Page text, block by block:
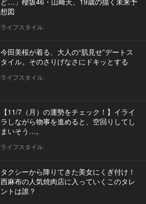
想図
ライフスタイル
今田美桜が着る、大人の“肌見せ”デートス
タイル。そのさりげなさにドキッとする
ライフスタイル
【11/7（月）の運勢をチェック！】イライ
ラしながら物事を進めると、空回りしてし
まいそう…。
ライフスタイル
タクシーから降りてきた美女にくぎ付け！
西麻布の人気焼肉店に入っていくこのタレ
ントは誰？